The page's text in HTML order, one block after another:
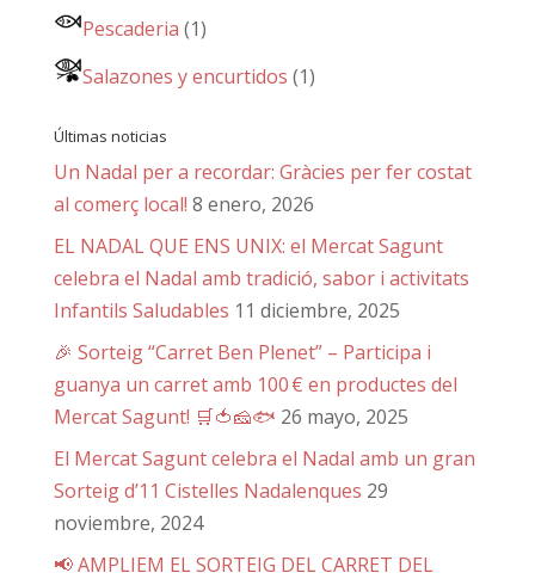
Pescaderia (1)
Salazones y encurtidos (1)
Últimas noticias
Un Nadal per a recordar: Gràcies per fer costat
al comerç local! 8 enero, 2026
EL NADAL QUE ENS UNIX: el Mercat Sagunt
celebra el Nadal amb tradició, sabor i activitats
Infantils Saludables 11 diciembre, 2025
🎉 Sorteig “Carret Ben Plenet” – Participa i
guanya un carret amb 100 € en productes del
Mercat Sagunt! 🛒🍅🧀🐟 26 mayo, 2025
El Mercat Sagunt celebra el Nadal amb un gran
Sorteig d’11 Cistelles Nadalenques 29
noviembre, 2024
📢 AMPLIEM EL SORTEIG DEL CARRET DEL